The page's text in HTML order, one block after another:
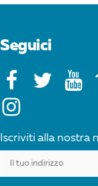
Seguici
Iscriviti alla nostra